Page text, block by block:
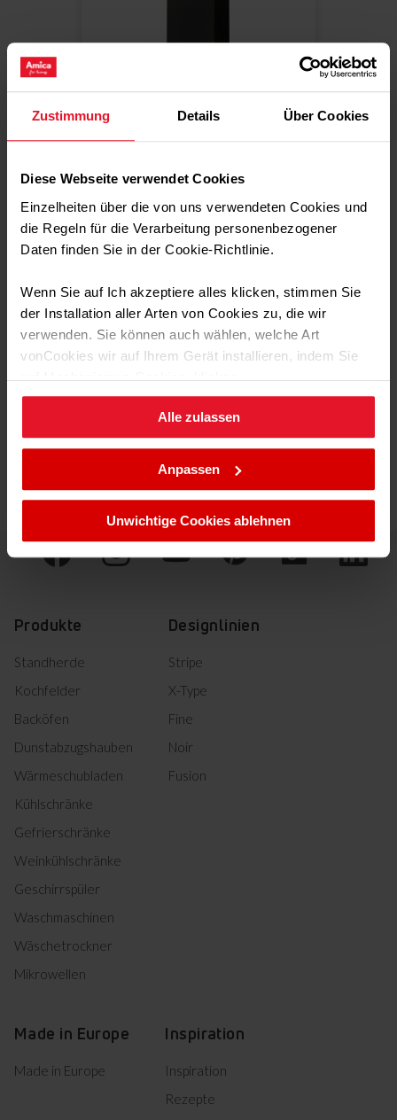
Zustimmung Details Über Cookies
Diese Webseite verwendet Cookies
Einzelheiten über die von uns verwendeten Cookies und
die Regeln für die Verarbeitung personenbezogener
Daten finden Sie in der Cookie-Richtlinie.
Wenn Sie auf Ich akzeptiere alles klicken, stimmen Sie
der Installation aller Arten von Cookies zu, die wir
verwenden. Sie können auch wählen, welche Art
vonCookies wir auf Ihrem Gerät installieren, indem Sie
auf Mechanismus Cookies. klicken.
Sie können Ihre Cookie-Einstellungen jederzeit ändern,
indem Sie die Cookie-Richtlinie .aufrufen.
Alle zulassen
Anpassen
Unwichtige Cookies ablehnen
IH 694 610 S
Produkt anzeigen
Nettobreite: 90 cm
maximaler Luftstrom: 628 m³/h
Bedienung: Soft Touch
Produktinformation
Produkte
Standherde
Kochfelder
Backöfen
Dunstabzugshauben
Wärmeschubladen
Kühlschränke
Gefrierschränke
Weinkühlschränke
Geschirrspüler
Waschmaschinen
Wäschetrockner
Mikrowellen
Designlinien
Stripe
X-Type
Fine
Noir
Fusion
Made in Europe
Made in Europe
Inspiration
Inspiration
Rezepte